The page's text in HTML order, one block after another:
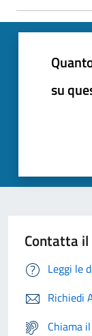
su
Contatta
Leggi le
Richiedi
Chiama